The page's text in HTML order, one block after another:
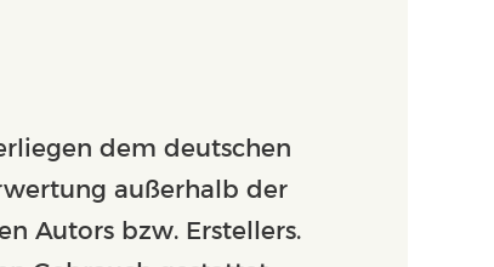
dem deutschen
außerhalb der
Autors bzw. Erstellers.